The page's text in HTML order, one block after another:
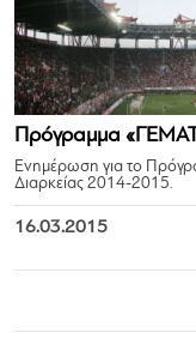
Πρόγραμμα
Ενημέρωση για το
Διαρκείας 2014-2015.
16.03.2015